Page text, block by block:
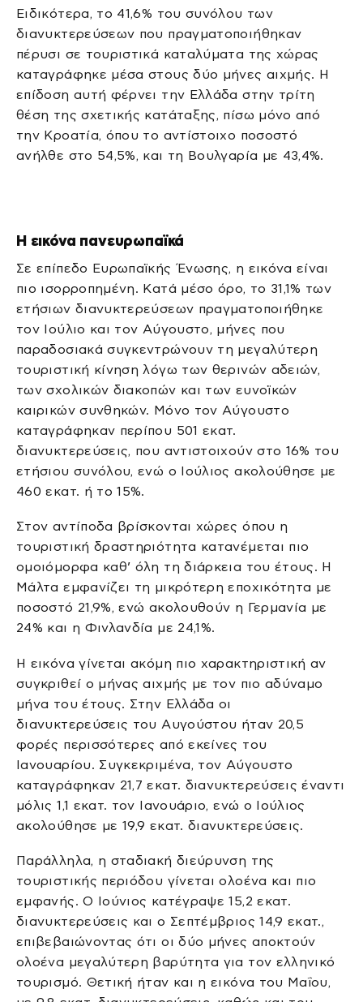
Ειδικότερα, το 41,6% του συνόλου των
διανυκτερεύσεων που πραγματοποιήθηκαν
πέρυσι σε τουριστικά καταλύματα της χώρας
καταγράφηκε μέσα στους δύο μήνες αιχμής. Η
επίδοση αυτή φέρνει την Ελλάδα στην τρίτη
θέση της σχετικής κατάταξης, πίσω μόνο από
την Κροατία, όπου το αντίστοιχο ποσοστό
ανήλθε στο 54,5%, και τη Βουλγαρία με 43,4%.
Η εικόνα πανευρωπαϊκά
Σε επίπεδο Ευρωπαϊκής Ένωσης, η εικόνα είναι
πιο ισορροπημένη. Κατά μέσο όρο, το 31,1% των
ετήσιων διανυκτερεύσεων πραγματοποιήθηκε
τον Ιούλιο και τον Αύγουστο, μήνες που
παραδοσιακά συγκεντρώνουν τη μεγαλύτερη
τουριστική κίνηση λόγω των θερινών αδειών,
των σχολικών διακοπών και των ευνοϊκών
καιρικών συνθηκών. Μόνο τον Αύγουστο
καταγράφηκαν περίπου 501 εκατ.
διανυκτερεύσεις, που αντιστοιχούν στο 16% του
ετήσιου συνόλου, ενώ ο Ιούλιος ακολούθησε με
460 εκατ. ή το 15%.
Στον αντίποδα βρίσκονται χώρες όπου η
τουριστική δραστηριότητα κατανέμεται πιο
ομοιόμορφα καθ’ όλη τη διάρκεια του έτους. Η
Μάλτα εμφανίζει τη μικρότερη εποχικότητα με
ποσοστό 21,9%, ενώ ακολουθούν η Γερμανία με
24% και η Φινλανδία με 24,1%.
Η εικόνα γίνεται ακόμη πιο χαρακτηριστική αν
συγκριθεί ο μήνας αιχμής με τον πιο αδύναμο
μήνα του έτους. Στην Ελλάδα οι
διανυκτερεύσεις του Αυγούστου ήταν 20,5
φορές περισσότερες από εκείνες του
Ιανουαρίου. Συγκεκριμένα, τον Αύγουστο
καταγράφηκαν 21,7 εκατ. διανυκτερεύσεις έναντι
μόλις 1,1 εκατ. τον Ιανουάριο, ενώ ο Ιούλιος
ακολούθησε με 19,9 εκατ. διανυκτερεύσεις.
Παράλληλα, η σταδιακή διεύρυνση της
τουριστικής περιόδου γίνεται ολοένα και πιο
εμφανής. Ο Ιούνιος κατέγραψε 15,2 εκατ.
διανυκτερεύσεις και ο Σεπτέμβριος 14,9 εκατ.,
επιβεβαιώνοντας ότι οι δύο μήνες αποκτούν
ολοένα μεγαλύτερη βαρύτητα για τον ελληνικό
τουρισμό. Θετική ήταν και η εικόνα του Μαΐου,